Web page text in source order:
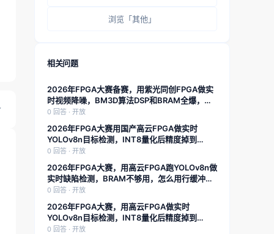
浏览「其他」
相关问题
2026年FPGA大赛备赛，用紫光同创FPGA做实
时视频降噪，BM3D算法DSP和BRAM全爆，怎
么用流水线和分时复用硬塞进去？求具体架构
0 回答 · 开放
2026年FPGA大赛用国产高云FPGA做实时
YOLOv8n目标检测，INT8量化后精度掉到
78%，怎么用PTQ和少量校准数据快速恢复到
85%？求具体流程
0 回答 · 开放
2026年FPGA大赛，用高云FPGA跑YOLOv8n做
实时缺陷检测，BRAM不够用，怎么用行缓冲池
化复用把片上存储省下来？求具体架构
0 回答 · 开放
2026年FPGA大赛，用高云FPGA做实时
YOLOv8n目标检测，INT8量化后精度掉到
78%，怎么用PTQ和少量校准数据快速恢复到
0 回答 · 开放